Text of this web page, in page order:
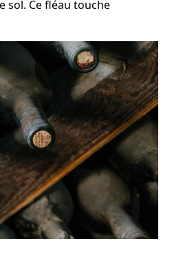
sol. Ce fléau touche